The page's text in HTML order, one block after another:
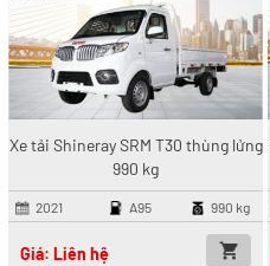
Xe tải Shineray SRM T30 thùng lửng
990 kg
2021 A95 990 kg
Giá: Liên hệ